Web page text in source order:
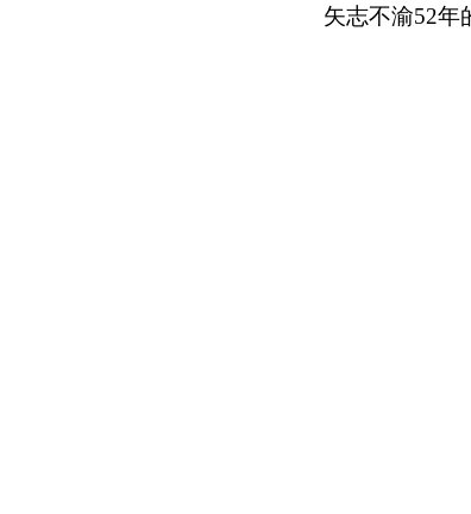
矢志不渝52年